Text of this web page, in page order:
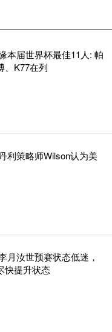
本届世界杯最佳11人: 帕
、K77在列
利策略师Wilson认为美
月汝世预赛状态低迷，
快提升状态